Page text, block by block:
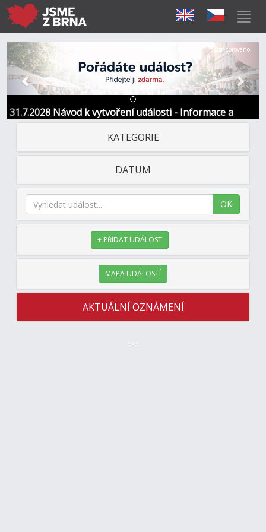
31.7.2028 Návod k vytvoření události - Informace a
kontakt
Předchozí Další
Sponzorováno
KATEGORIE
DATUM
OK
+ PŘIDAT UDÁLOST
MAPA UDÁLOSTÍ
AKTUÁLNÍ OZNÁMENÍ
---